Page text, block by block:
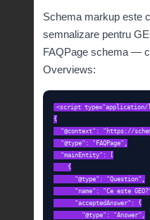
Schema markup este
semnalizare pentru
FAQPage schema —
Overviews:
<script type="application/
{
"@context": "https://
  "@type": "FAQPage",
  "mainEntity": [
    {
      "@type": "Question",
"name": "Ce este
      "acceptedAnswer": {
        "@type": "Answer",